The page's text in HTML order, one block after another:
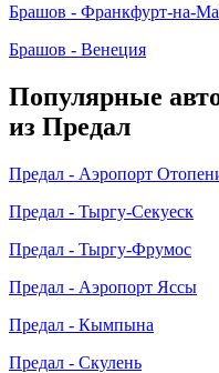
Брашов - Франкфурт-на-
Брашов - Венеция
Популярные
из Предал
Предал - Аэропорт
Предал - Тыргу-Секуеск
Предал - Тыргу-Фрумос
Предал - Аэропорт Яссы
Предал - Кымпына
Предал - Скулень